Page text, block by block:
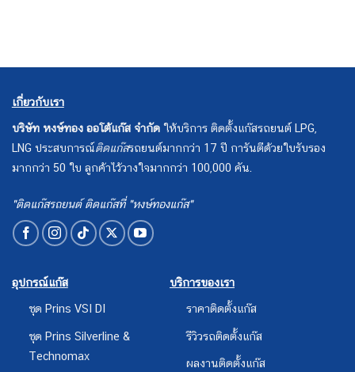
เกี่ยวกับเรา
บริษัท หงษ์ทอง ออโต้แก๊ส จำกัด ให้บริการ ติดตั้งแก๊สรถยนต์ LPG,
LNG ประสบการณ์ติดแก๊สรถยนต์มากกว่า 17 ปี การันตีด้วยใบรับรอง
มากกว่า 50 ใบ ลูกค้าไว้วางใจมากกว่า 100,000 คัน.
"ติดแก๊สรถยนต์ ติดแก๊สที่ "หงษ์ทองแก๊ส"
อุปกรณ์แก๊ส
ชุด Prins VSI DI
ชุด Prins Silverline &
Technomax
บริการของเรา
ราคาติดตั้งแก๊ส
รีวิวรถติดตั้งแก๊ส
ผลงานติดตั้งแก๊ส